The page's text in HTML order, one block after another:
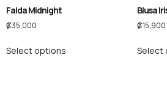
Falda Midnight
₡35,000
Select options
Blusa
₡15,900
Select